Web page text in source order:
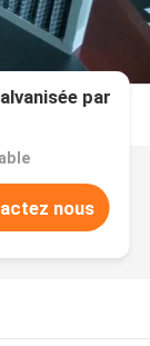
par
nous